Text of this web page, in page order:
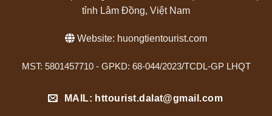
tỉnh Lâm Đồng, Việt Nam
Website: huongtientourist.com
MST: 5801457710 - GPKD: 68-044/2023/TCDL-GP LHQT
MAIL: httourist.dalat@gmail.com